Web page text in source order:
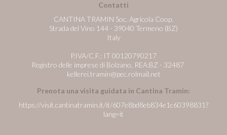
Contatti
CANTINA TRAMIN Soc. Agricola Coop.
Strada del Vino 144 - 39040 Termeno (BZ)
Italy
P.IVA/C.F.: IT 00120790217
Registro delle imprese di Bolzano, REA:BZ - 32487
kellerei.tramin@pec.rolmail.net
Prenota una visita guidata in Cantina Tramin:
https://visit.cantinatramin.it/it/607e8bd8eb834e1c60398831?
lang=it